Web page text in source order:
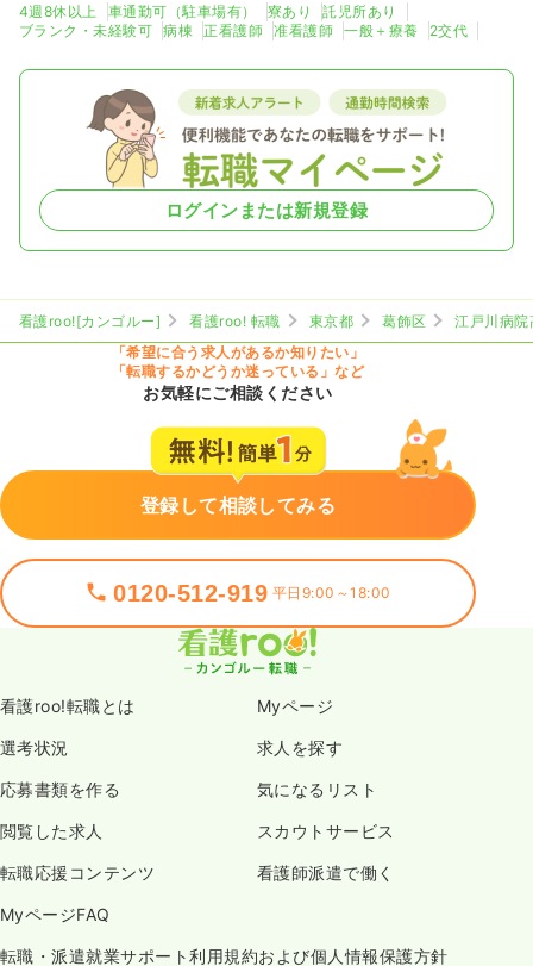
4週8休以上 車通勤可（駐車場有） 寮あり
託児所あり
ブランク・未経験可
病棟 正看護師 准看護師 一般＋療養 2交代
ログインまたは新規登録
看護roo![カンゴルー] 看護roo! 転職 東京都 葛飾区
江戸川病
「希望に合う求人があるか知りたい」
「転職するかどうか迷っている」など
お気軽にご相談ください
登録して相談してみる
0120-512-919 平日9:00～18:00
看護roo!転職とは Myページ
選考状況 求人を探す
応募書類を作る 気になるリスト
閲覧した求人 スカウトサービス
転職応援コンテンツ 看護師派遣で働く
MyページFAQ
転職・派遣就業サポート利用規約および個人情報保護方針